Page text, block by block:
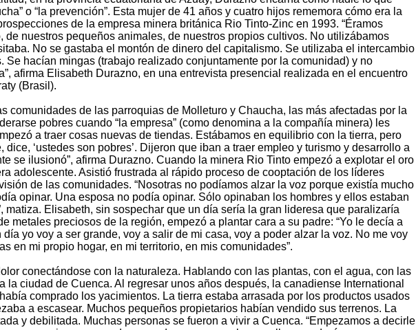
o “la prevención”. Esta mujer de 41 años y cuatro hijos rememora cómo era la
de la empresa minera británica Rio Tinto-Zinc en 1993. “Éramos
de nuestros pequeños animales, de nuestros propios cultivos. No utilizábamos
No se gastaba el montón de dinero del capitalismo. Se utilizaba el intercambio
Se hacían mingas (trabajo realizado conjuntamente por la comunidad) y no
afirma Elisabeth Durazno, en una entrevista presencial realizada en el encuentro
(Brasil).
comunidades de las parroquias de Molleturo y Chaucha, las más afectadas por la
pobres cuando “la empresa” (como denomina a la compañía minera) les
a traer cosas nuevas de tiendas. Estábamos en equilibrio con la tierra, pero
dice, ‘ustedes son pobres’. Dijeron que iban a traer empleo y turismo y desarrollo a
se ilusionó”, afirma Durazno. Cuando la minera Rio Tinto empezó a explotar el oro
adolescente. Asistió frustrada al rápido proceso de cooptación de los líderes
de las comunidades. “Nosotras no podíamos alzar la voz porque existía mucho
opinar. Una esposa no podía opinar. Sólo opinaban los hombres y ellos estaban
matiza. Elisabeth, sin sospechar que un día sería la gran lideresa que paralizaría
metales preciosos de la región, empezó a plantar cara a su padre: “Yo le decía a
día yo voy a ser grande, voy a salir de mi casa, voy a poder alzar la voz. No me voy
en mi propio hogar, en mi territorio, en mis comunidades”.
conectándose con la naturaleza. Hablando con las plantas, con el agua, con las
la ciudad de Cuenca. Al regresar unos años después, la canadiense International
comprado los yacimientos. La tierra estaba arrasada por los productos usados
a escasear. Muchos pequeños propietarios habían vendido sus terrenos. La
y debilitada. Muchas personas se fueron a vivir a Cuenca. “Empezamos a decirle